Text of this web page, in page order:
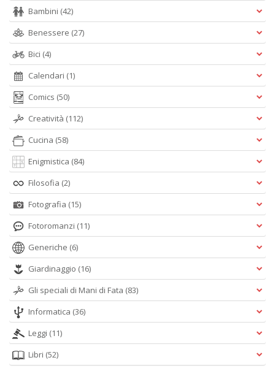
Bambini (42)
Benessere (27)
Bici (4)
Calendari (1)
Comics (50)
Creatività (112)
Cucina (58)
Enigmistica (84)
Filosofia (2)
Fotografia (15)
Fotoromanzi (11)
Generiche (6)
Giardinaggio (16)
Gli speciali di Mani di Fata (83)
Informatica (36)
Leggi (11)
Libri (52)